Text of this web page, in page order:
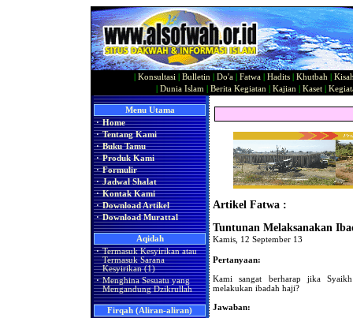
Konsultasi Bulletin Do'a Fatwa Hadits Khutbah
Dunia Islam Berita Kegiatan Kajian Kaset|
Menu Utama
· Home
· Tentang Kami
· Buku Tamu
· Produk Kami
· Formulir
· Jadwal Shalat
· Kontak Kami
· Download Artikel
· Download Murattal
Aqidah
· Termasuk Kesyirikan atau
Termasuk Sarana
Kesyirikan (1)
· Menghina Sesuatu yang
Mengandung Dzikrullah
Firqah (Aliran-aliran)
Artikel Fatwa :
Tuntunan Melaksanakan
Kamis, 12 September 13
Pertanyaan:
Kami sangat berharap jika
melakukan ibadah haji?
Jawaban: